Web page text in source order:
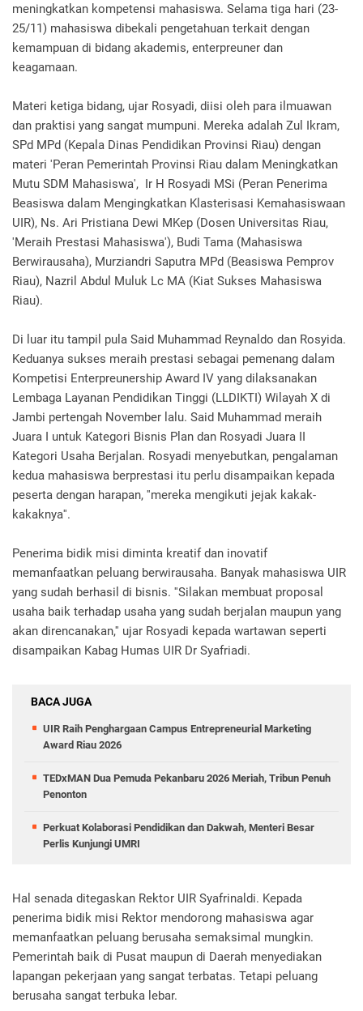
meningkatkan kompetensi mahasiswa. Selama tiga hari (23-
25/11) mahasiswa dibekali pengetahuan terkait dengan
kemampuan di bidang akademis, enterpreuner dan
keagamaan.
Materi ketiga bidang, ujar Rosyadi, diisi oleh para ilmuawan
dan praktisi yang sangat mumpuni. Mereka adalah Zul Ikram,
SPd MPd (Kepala Dinas Pendidikan Provinsi Riau) dengan
materi 'Peran Pemerintah Provinsi Riau dalam Meningkatkan
Mutu SDM Mahasiswa', Ir H Rosyadi MSi (Peran Penerima
Beasiswa dalam Mengingkatkan Klasterisasi Kemahasiswaan
UIR), Ns. Ari Pristiana Dewi MKep (Dosen Universitas Riau,
'Meraih Prestasi Mahasiswa'), Budi Tama (Mahasiswa
Berwirausaha), Murziandri Saputra MPd (Beasiswa Pemprov
Riau), Nazril Abdul Muluk Lc MA (Kiat Sukses Mahasiswa
Riau).
Di luar itu tampil pula Said Muhammad Reynaldo dan Rosyida.
Keduanya sukses meraih prestasi sebagai pemenang dalam
Kompetisi Enterpreunership Award IV yang dilaksanakan
Lembaga Layanan Pendidikan Tinggi (LLDIKTI) Wilayah X di
Jambi pertengah November lalu. Said Muhammad meraih
Juara I untuk Kategori Bisnis Plan dan Rosyadi Juara II
Kategori Usaha Berjalan. Rosyadi menyebutkan, pengalaman
kedua mahasiswa berprestasi itu perlu disampaikan kepada
peserta dengan harapan, ''mereka mengikuti jejak kakak-
kakaknya''.
Penerima bidik misi diminta kreatif dan inovatif
memanfaatkan peluang berwirausaha. Banyak mahasiswa UIR
yang sudah berhasil di bisnis. ''Silakan membuat proposal
usaha baik terhadap usaha yang sudah berjalan maupun yang
akan direncanakan,'' ujar Rosyadi kepada wartawan seperti
disampaikan Kabag Humas UIR Dr Syafriadi.
BACA JUGA
UIR Raih Penghargaan Campus Entrepreneurial Marketing
Award Riau 2026
TEDxMAN Dua Pemuda Pekanbaru 2026 Meriah, Tribun Penuh
Penonton
Perkuat Kolaborasi Pendidikan dan Dakwah, Menteri Besar
Perlis Kunjungi UMRI
Hal senada ditegaskan Rektor UIR Syafrinaldi. Kepada
penerima bidik misi Rektor mendorong mahasiswa agar
memanfaatkan peluang berusaha semaksimal mungkin.
Pemerintah baik di Pusat maupun di Daerah menyediakan
lapangan pekerjaan yang sangat terbatas. Tetapi peluang
berusaha sangat terbuka lebar.